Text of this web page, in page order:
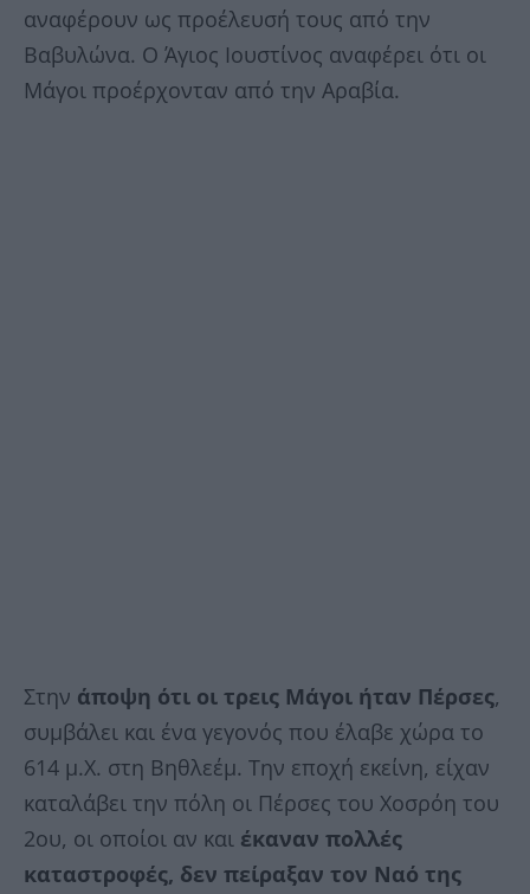
αναφέρουν ως προέλευσή τους από την
Βαβυλώνα. Ο Άγιος Ιουστίνος αναφέρει ότι οι
Μάγοι προέρχονταν από την Αραβία.
Στην άποψη ότι οι τρεις Μάγοι ήταν Πέρσες,
συμβάλει και ένα γεγονός που έλαβε χώρα το
614 μ.Χ. στη Βηθλεέμ. Την εποχή εκείνη, είχαν
καταλάβει την πόλη οι Πέρσες του Χοσρόη του
2ου, οι οποίοι αν και έκαναν πολλές
καταστροφές, δεν πείραξαν τον Ναό της